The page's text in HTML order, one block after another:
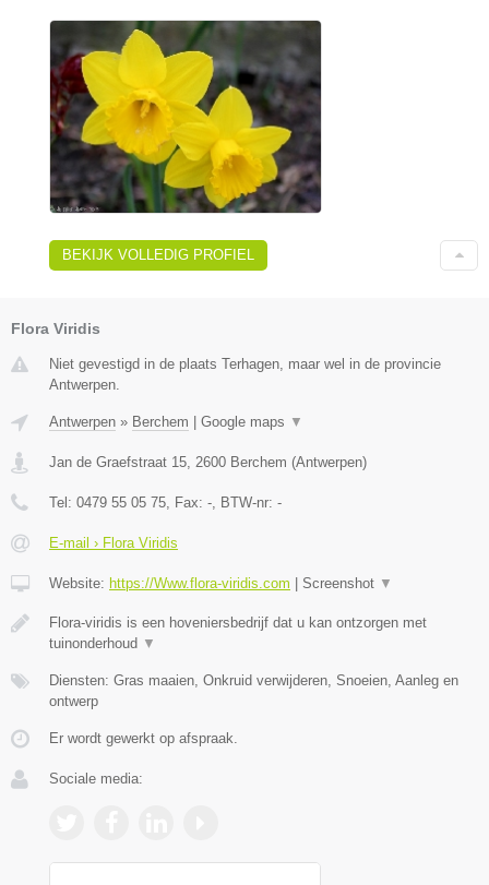
BEKIJK VOLLEDIG PROFIEL
Flora Viridis
Niet gevestigd in de plaats Terhagen, maar wel in de provincie
Antwerpen.
Antwerpen » Berchem | Google maps ▼
Jan de Graefstraat 15 2600 Berchem (Antwerpen)
Tel: 0479 55 05 75 , Fax: - , BTW-nr: -
E-mail › Flora Viridis
Website: https://Www.flora-viridis.com | Screenshot ▼
Flora-viridis is een hoveniersbedrijf dat u kan ontzorgen met
tuinonderhoud ▼
Diensten: Gras maaien, Onkruid verwijderen, Snoeien, Aanleg en
ontwerp
Er wordt gewerkt op afspraak.
Sociale media: